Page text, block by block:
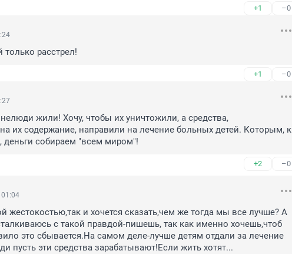
+1 –0
расстрел!
+1 –0
жили! Хочу, чтобы их уничтожили, а средства,
их содержание, направили на лечение больных детей. Которым, к
деньги собираем "всем миром"!
+2 –0
жестокостью,так и хочется сказать,чем же тогда мы все лучше? А
с такой правдой-пишешь, так как именно хочешь,чтоб
это сбывается.На самом деле-лучше детям отдали за лечение
пусть эти средства зарабатывают!Если жить хотят...